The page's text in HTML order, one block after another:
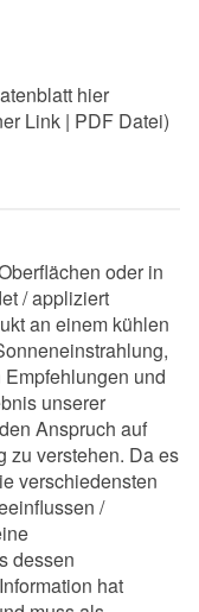
hier
Link | PDF Datei)
oder in
/ appliziert
an einem kühlen
und
unserer
Anspruch auf
zu verstehen. Da es
verschiedensten
/
dessen
hat